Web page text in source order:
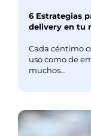
6 Estrategias
delivery en tu
Cada céntimo
uso como de
muchos...